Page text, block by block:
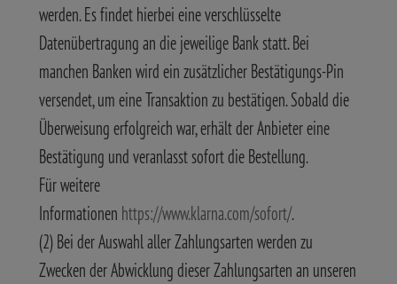
werden. Es findet hierbei eine verschlüsselte
Datenübertragung an die jeweilige Bank statt. Bei
manchen Banken wird ein zusätzlicher Bestätigungs-Pin
versendet, um eine Transaktion zu bestätigen. Sobald die
Überweisung erfolgreich war, erhält der Anbieter eine
Bestätigung und veranlasst sofort die Bestellung.
Für weitere
Informationen https://www.klarna.com/sofort/.
(2) Bei der Auswahl aller Zahlungsarten werden zu
Zwecken der Abwicklung dieser Zahlungsarten an unseren